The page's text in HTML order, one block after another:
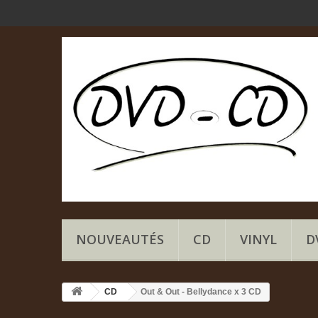
NOUVEAUTÉS CD VINYL
CD Out & Out - Bellydance x 3 CD